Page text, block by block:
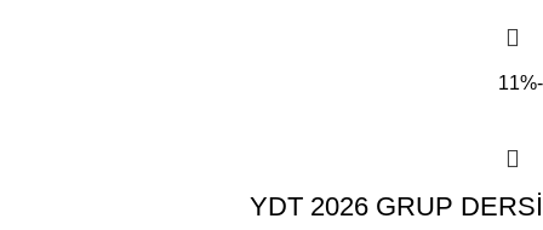
-11%
YDT 2026 GRUP DERSİ